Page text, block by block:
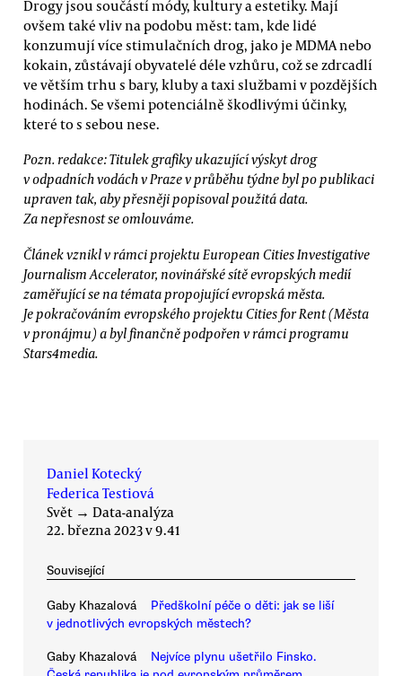
Drogy jsou součástí módy, kultury a estetiky. Mají
ovšem také vliv na podobu měst: tam, kde lidé
konzumují více stimulačních drog, jako je MDMA nebo
kokain, zůstávají obyvatelé déle vzhůru, což se zdrcadlí
ve větším trhu s bary, kluby a taxi službami v pozdějších
hodinách. Se všemi potenciálně škodlivými účinky,
které to s sebou nese.
Pozn. redakce: Titulek grafiky ukazující výskyt drog
v odpadních vodách v Praze v průběhu týdne byl po publikaci
upraven tak, aby přesněji popisoval použitá data.
Za nepřesnost se omlouváme.
Článek vznikl v rámci projektu European Cities Investigative
Journalism Accelerator, novinářské sítě evropských medií
zaměřující se na témata propojující evropská města.
Je pokračováním evropského projektu Cities for Rent (Města
v pronájmu) a byl finančně podpořen v rámci programu
Stars4media.
Daniel Kotecký
Federica Testiová
Svět → Data-analýza
22. března 2023 v 9.41
Související
Gaby Khazalová
Předškolní péče o děti: jak se liší
v jednotlivých evropských městech?
Gaby Khazalová
Nejvíce plynu ušetřilo Finsko.